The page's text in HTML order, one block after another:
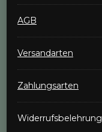
AGB
Versandarten
Zahlungsarten
Widerrufsbelehrung